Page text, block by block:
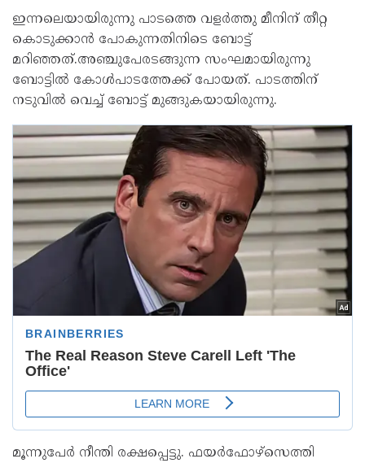
ഇന്നലെയായിരുന്നു പാടത്തെ വളര്‍ത്തു മീനിന് തീറ്റ
കൊടുക്കാന്‍ പോകുന്നതിനിടെ ബോട്ട്
മറിഞ്ഞത്.അഞ്ചുപേരടങ്ങുന്ന സംഘമായിരുന്നു
ബോട്ടില്‍ കോള്‍പാടത്തേക്ക് പോയത്. പാടത്തിന്
നടുവില്‍ വെച്ച് ബോട്ട് മുങ്ങുകയായിരുന്നു.
മൂന്നുപേര്‍ നീന്തി രക്ഷപ്പെട്ടു. ഫയര്‍ഫോഴ്സെത്തി